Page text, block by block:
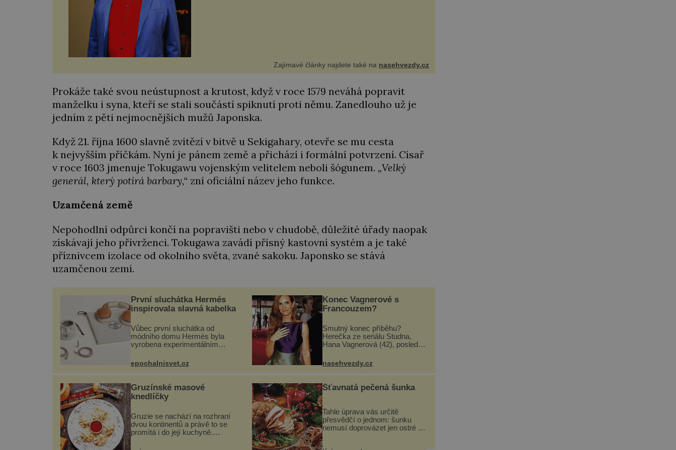
Zajímavé články najdete také na nasehvezdy.cz
Prokáže také svou neústupnost a krutost, když v roce 1579 neváhá popravit
manželku i syna, kteří se stali součástí spiknutí proti němu. Zanedlouho už je
jedním z pěti nejmocnějších mužů Japonska.
Když 21. října 1600 slavně zvítězí v bitvě u Sekigahary, otevře se mu cesta
k nejvyšším příčkám. Nyní je pánem země a přichází i formální potvrzení. Císař
v roce 1603 jmenuje Tokugawu vojenským velitelem neboli šógunem. „Velký
generál, který potírá barbary,“ zní oficiální název jeho funkce.
Uzamčená země
Nepohodlní odpůrci končí na popravišti nebo v chudobě, důležité úřady naopak
získávají jeho přívrženci. Tokugawa zavádí přísný kastovní systém a je také
příznivcem izolace od okolního světa, zvané sakoku. Japonsko se stává
uzamčenou zemí.
První sluchátka Hermés
inspirovala slavná kabelka
Vůbec první sluchátka od
módního domu Hermès byla
vyrobena experimentálním
Horizons. Elegantní gadget si
vyžádal dva roky vývoje a
chlubí se ručně šitou hovězí
kůží a kovový...
epochalnisvet.cz
Konec Vagnerové s
Francouzem?
Smutný konec příběhu?
Herečka ze seriálu Studna,
Hana Vagnerová (42), poslední
Ačkoli časy její anorexie jsou už
dávno pryč a opět se pyšnila
ženskými křivkami, najednou
s...
nasehvezdy.cz
Gruzínské masové
knedlíčky
Gruzie se nachází na rozhraní
dvou kontinentů a právě to se
promítá i do její kuchyně.
Snoubí se v ní evropské a
Šťavnatá pečená šunka
Tahle úprava vás určitě
přesvědčí o jednom: šunku
nemusí doprovázet jen ostré a
slané chutě. Navíc s ní
nakrmíte poměrně hodně